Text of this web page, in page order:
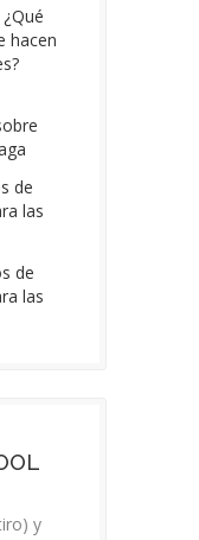
¿Qué
hacen
de
las
de
las
y